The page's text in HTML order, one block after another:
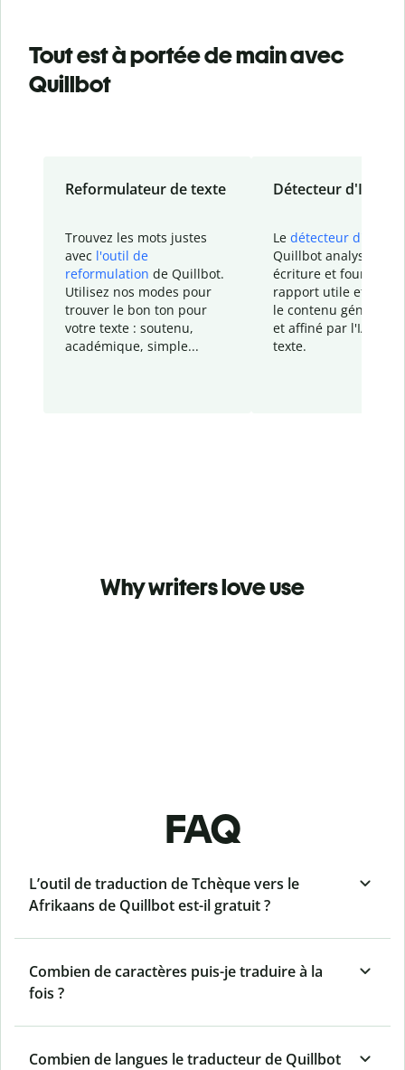
Tout est à portée de main avec
Quillbot
Reformulateur de texte
Trouvez les mots justes
avec l'outil de
reformulation de Quillbot.
Utilisez nos modes pour
trouver le bon ton pour
votre texte : soutenu,
académique, simple...
Détecteur d'IA
Le détecteur d'IA
Quillbot analyse votre
écriture et fournit un
rapport utile et
le contenu généré
et affiné par l'IA
texte.
Why writers love use
FAQ
L’outil de traduction de Tchèque vers le
Afrikaans de Quillbot est-il gratuit ?
Combien de caractères puis-je traduire à la
fois ?
Combien de langues le traducteur de Quillbot